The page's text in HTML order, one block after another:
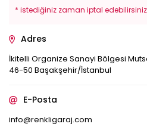
* istediğiniz zaman iptal
Adres
İkitelli Organize Sanayi Bölgesi
46-50 Başakşehir/İstanbul
E-Posta
info@renkligaraj.com